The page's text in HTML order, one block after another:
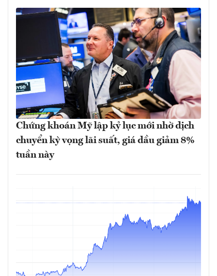
Chứng khoán Mỹ lập kỷ lục mới nhờ dịch
chuyển kỳ vọng lãi suất, giá dầu giảm 8%
tuần này